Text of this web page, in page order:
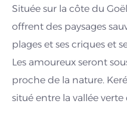
Située sur la côte du
offrent des paysages
plages et ses criques et
Les amoureux seront
proche de la nature.
situé entre la vallée